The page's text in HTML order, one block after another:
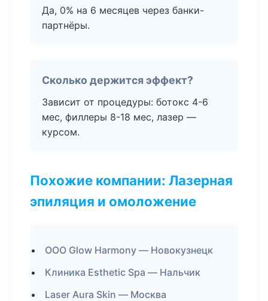
Да, 0% на 6 месяцев через банки-
партнёры.
Сколько держится эффект?
Зависит от процедуры: ботокс 4-6
мес, филлеры 8-18 мес, лазер —
курсом.
Похожие компании: Лазерная
эпиляция и омоложение
ООО Glow Harmony — Новокузнецк
Клиника Esthetic Spa — Нальчик
Laser Aura Skin — Москва